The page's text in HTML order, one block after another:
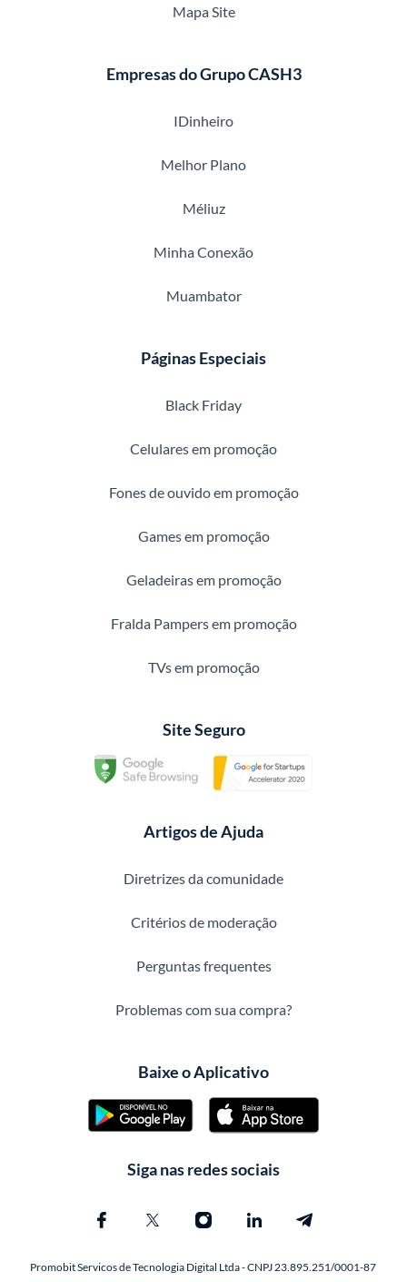
Mapa Site
Empresas do Grupo CASH3
IDinheiro
Melhor Plano
Méliuz
Minha Conexão
Muambator
Páginas Especiais
Black Friday
Celulares em promoção
Fones de ouvido em promoção
Games em promoção
Geladeiras em promoção
Fralda Pampers em promoção
TVs em promoção
Site Seguro
Artigos de Ajuda
Diretrizes da comunidade
Critérios de moderação
Perguntas frequentes
Problemas com sua compra?
Baixe o Aplicativo
Siga nas redes sociais
Promobit Servicos de Tecnologia Digital Ltda - CNPJ 23.895.251/0001-87